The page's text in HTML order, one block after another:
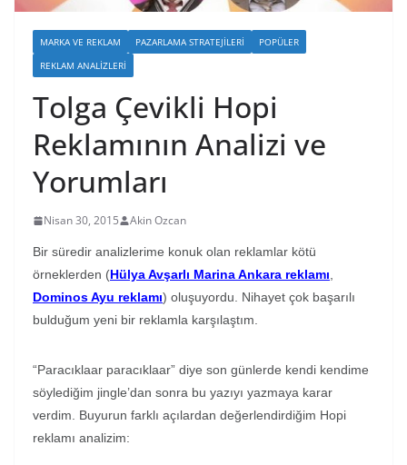
MARKA VE REKLAM PAZARLAMA STRATEJILERI
POPÜLER
REKLAM ANALIZLERI
Tolga Çevikli Hopi
Reklamının Analizi ve
Yorumları
Nisan 30, 2015 Akin Ozcan
Bir süredir analizlerime konuk olan reklamlar kötü
örneklerden (Hülya Avşarlı Marina Ankara reklamı
Dominos Ayu reklamı) oluşuyordu. Nihayet çok başarılı
bulduğum yeni bir reklamla karşılaştım.
“Paracıklaar paracıklaar” diye son günlerde kendi kendime
söylediğim jingle’dan sonra bu yazıyı yazmaya karar
verdim. Buyurun farklı açılardan değerlendirdiğim Hopi
reklamı analizim: